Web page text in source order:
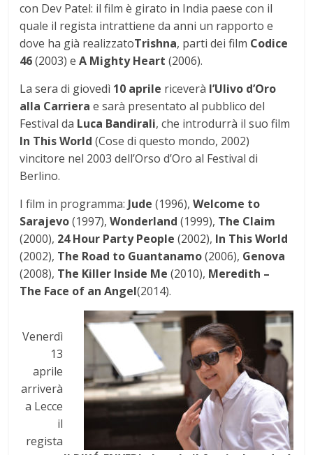
con Dev Patel: il film è girato in India paese con il
quale il regista intrattiene da anni un rapporto e
dove ha già realizzatoTrishna, parti dei film Codice
46(2003) eA Mighty Heart (2006).
La sera di giovedì 10 aprile riceverà l’Ulivo d’Oro
alla Carrierae sarà presentato al pubblico del
Festival da Luca Bandirali, che introdurrà il suo film
In This World (Cose di questo mondo, 2002)
vincitore nel 2003 dell’Orso d’Oro al Festival di
Berlino.
I film in programma: Jude (1996),Welcome to
Sarajevo(1997),Wonderland (1999), The Claim
(2000), 24 Hour Party People (2002), In This World
(2002), The Road to Guantanamo(2006), Genova
(2008), The Killer Inside Me (2010), Meredith –
The Face of an Angel(2014).
Venerdì
13
aprile
arriverà
a Lecce
il
regista